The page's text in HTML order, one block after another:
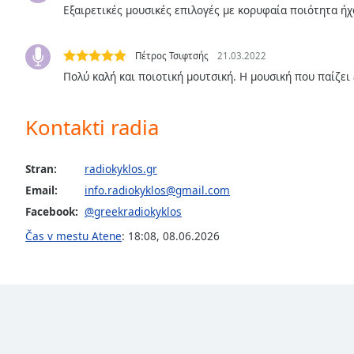
Opacity
Background
Color
Εξαιρετικές μουσικές επιλογές με κορυφαία ποιότητα
Πέτρος Τσιφτσής 21.03.2022
Πολύ καλή και ποιοτική μουτσική. Η μουσική που παίζει
Kontakti radia
Stran:
radiokyklos.gr
Email:
info.radiokyklos@gmail.com
Facebook: @greekradiokyklos
Čas v mestu Atene: 18:08, 08.06.2026